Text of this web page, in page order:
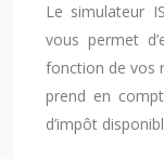
Le simulateur
vous permet
fonction de vos
prend en
d’impôt